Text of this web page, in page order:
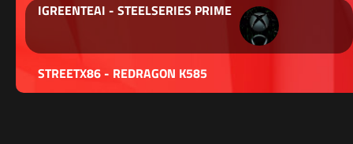
IGREENTEAI - STEELSERIES PRIME
STREETX86 - REDRAGON K585